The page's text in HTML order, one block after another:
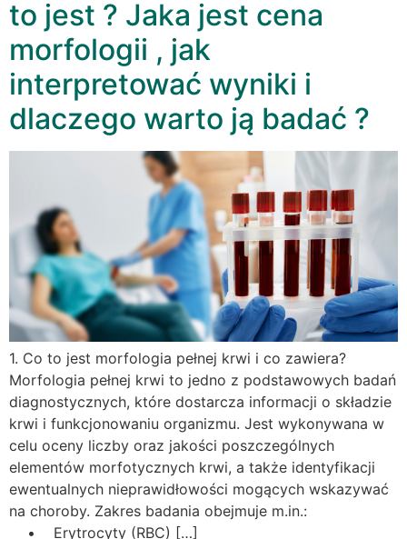
to jest ? Jaka jest cena
morfologii , jak
interpretować wyniki i
dlaczego warto ją badać ?
1. Co to jest morfologia pełnej krwi i co zawiera?
Morfologia pełnej krwi to jedno z podstawowych badań
diagnostycznych, które dostarcza informacji o składzie
krwi i funkcjonowaniu organizmu. Jest wykonywana w
celu oceny liczby oraz jakości poszczególnych
elementów morfotycznych krwi, a także identyfikacji
ewentualnych nieprawidłowości mogących wskazywać
na choroby. Zakres badania obejmuje m.in.:
• Erytrocyty (RBC) […]